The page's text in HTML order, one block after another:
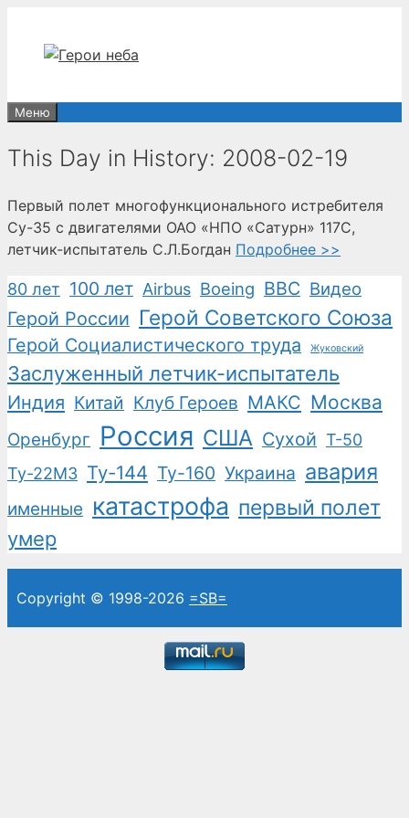
содержимому
Меню
This Day in History: 2008-02-19
Первый полет многофункционального истребителя
Су-35 с двигателями ОАО «НПО «Сатурн» 117С,
летчик-испытатель С.Л.Богдан Подробнее >>
80 лет 100 лет Airbus Boeing ВВС Видео
Герой России Герой Советского Союза
Герой Социалистического труда Жуковский
Заслуженный летчик-испытатель
Индия Китай Клуб Героев МАКС Москва
Оренбург Россия США Сухой Т-50
Ту-22М3 Ту-144 Ту-160 Украина авария
именные катастрофа первый полет
умер
Copyright © 1998-2026 =SB=